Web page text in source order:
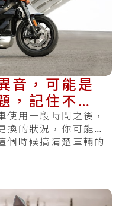
音，可能是
，記住不要
使用一段時間之後，
換的狀況，你可能也
個時候搞清楚車輛的